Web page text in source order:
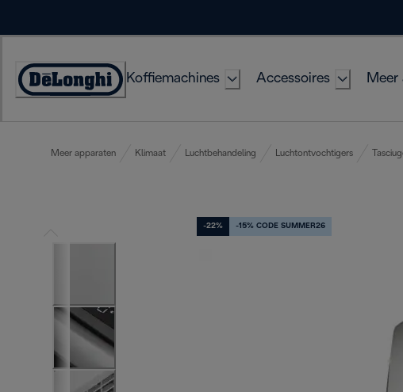
Accessibility
Koffiemachines Accessoires Meer
Meer apparaten Klimaat Luchtbehandeling Luchtontvochtigers
-22% -15% CODE SUMMER26